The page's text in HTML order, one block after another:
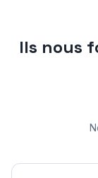
Ils nous